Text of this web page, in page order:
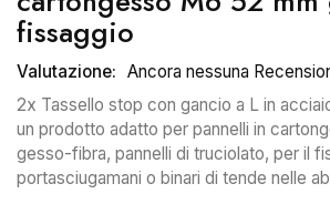
fissaggio
Valutazione: Ancora nessuna
2x Tassello stop con gancio a L in
un prodotto adatto per pannelli in
gesso-fibra, pannelli di truciolato, per il
portasciugamani o binari di tende nelle